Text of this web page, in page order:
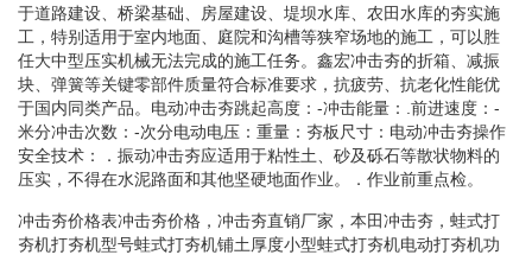
于道路建设、桥梁基础、房屋建设、堤坝水库、农田水库的夯实施
工，特别适用于室内地面、庭院和沟槽等狭窄场地的施工，可以胜
任大中型压实机械无法完成的施工任务。鑫宏冲击夯的折箱、减振
块、弹簧等关键零部件质量符合标准要求，抗疲劳、抗老化性能优
于国内同类产品。电动冲击夯跳起高度：-冲击能量：.前进速度：-
米分冲击次数：-次分电动电压：重量：夯板尺寸：电动冲击夯操作
安全技术：．振动冲击夯应适用于粘性土、砂及砾石等散状物料的
压实，不得在水泥路面和其他坚硬地面作业。．作业前重点检。
冲击夯价格表冲击夯价格，冲击夯直销厂家，本田冲击夯，蛙式打
夯机打夯机型号蛙式打夯机铺土厚度小型蛙式打夯机电动打夯机功